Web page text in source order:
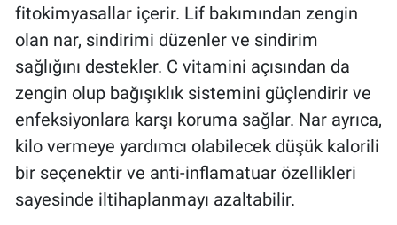
fitokimyasallar içerir. Lif bakımından zengin
olan nar, sindirimi düzenler ve sindirim
sağlığını destekler. C vitamini açısından da
zengin olup bağışıklık sistemini güçlendirir ve
enfeksiyonlara karşı koruma sağlar. Nar ayrıca,
kilo vermeye yardımcı olabilecek düşük kalorili
bir seçenektir ve anti-inflamatuar özellikleri
sayesinde iltihaplanmayı azaltabilir.